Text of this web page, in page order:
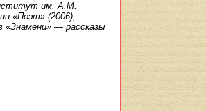
им. А.М.
«Поэт» (2006),
«Знамени» — рассказы